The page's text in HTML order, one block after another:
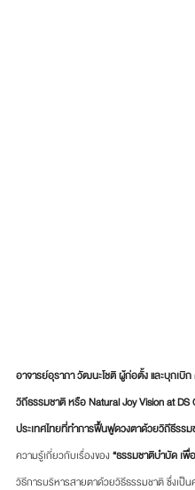
อาจารย์อุราภา วัฒนะโชติ ผู้ก่อตั้ง และบุกเบิ
วิถีธรรมชาติ หรือ Natural Joy Vision at DS
ประเทศไทยที่ทำการฟื้นฟูดวงตาด้วยวิถีธีรรม
ความรู้เกี่ยวกับเรื่องของ “ธรรมชาติบำบัด เ
วิธีการบริหารสายตาด้วยวิธีธรรมชาติ ซึ่งเป็น